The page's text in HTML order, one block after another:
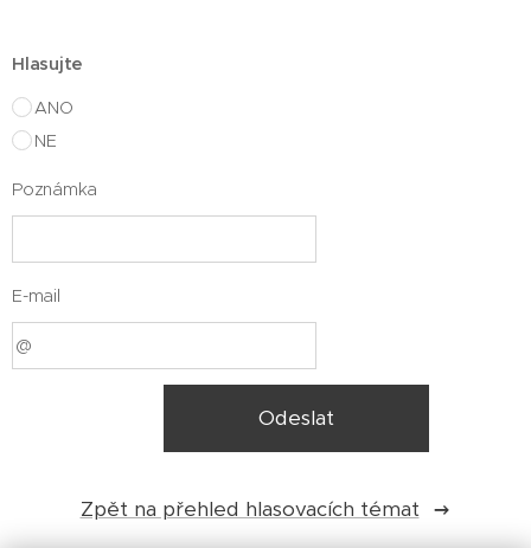
Hlasujte
ANO
NE
Poznámka
E-mail
Odeslat
Zpět na přehled hlasovacích témat